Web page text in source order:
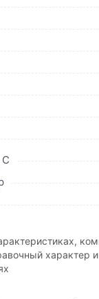
крепления;
цене.
оформить
Тройник с
описанием,
характер